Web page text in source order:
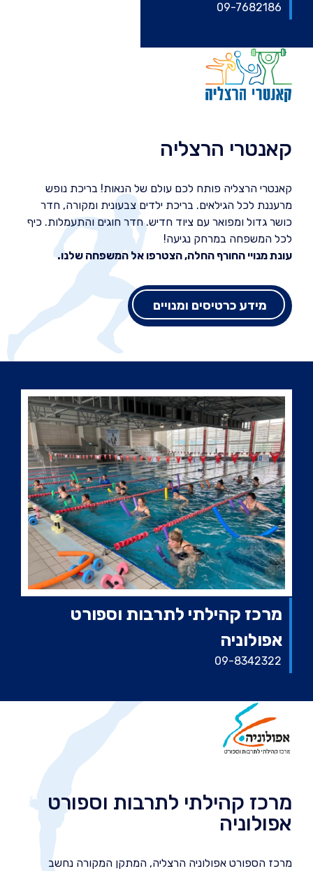
09-7682186
קאנטרי הרצליה
קאנטרי הרצליה פותח לכם עולם של הנאות! בריכת נופש
מרעננת לכל הגילאים. בריכת ילדים צבעונית ומקורה, חדר
כושר גדול ומפואר עם ציוד חדיש. חדר חוגים והתעמלות. כיף
לכל המשפחה במרחק נגיעה!
עונת מנויי החורף החלה, הצטרפו אל המשפחה שלנו.
מידע כרטיסים ומנויים
מרכז קהילתי לתרבות וספורט
אפולוניה
09-8342322
מרכז קהילתי לתרבות וספורט
אפולוניה
מרכז הספורט אפולוניה הרצליה, המתקן המקורה נחשב